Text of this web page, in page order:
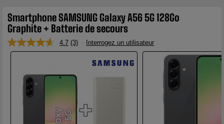
Smartphone SAMSUNG Galaxy A56 5G 128Go
Graphite + Batterie de secours
4.7 Lire
3
sur
page.
(3) Interrogez un utilisateur